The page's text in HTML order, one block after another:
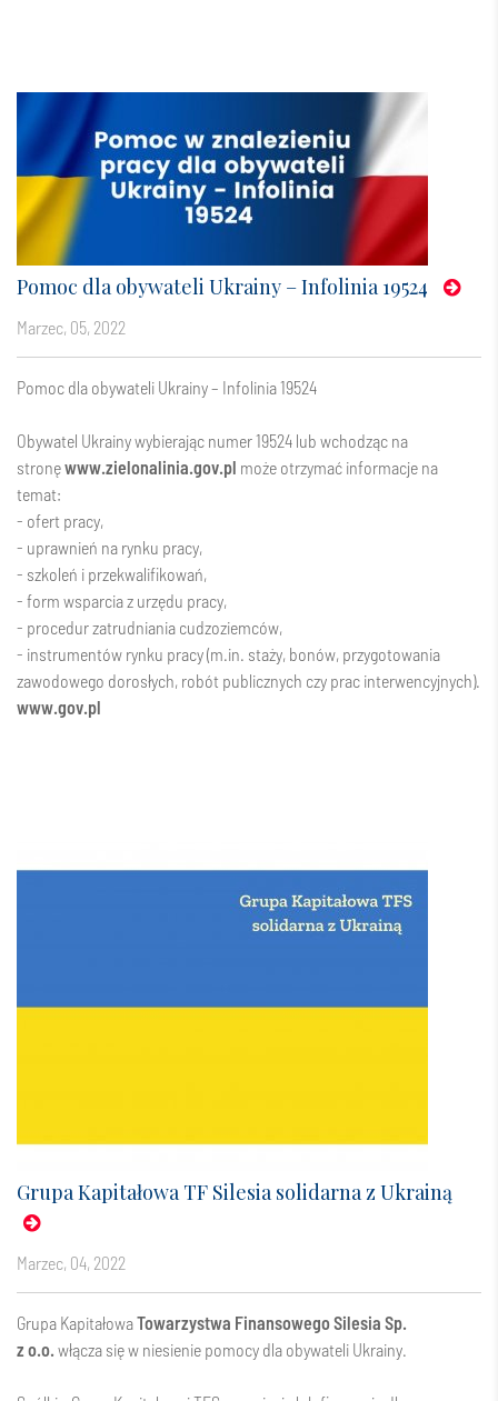
Pomoc dla obywateli Ukrainy – Infolinia 19524
marzec, 05, 2022
Pomoc dla obywateli Ukrainy – Infolinia 19524
Obywatel Ukrainy wybierając numer 19524 lub wchodząc na
stronęwww.zielonalinia.gov.pl może otrzymać informacje na
temat:
- ofert pracy,
- uprawnień na rynku pracy,
- szkoleń i przekwalifikowań,
- form wsparcia z urzędu pracy,
- procedur zatrudniania cudzoziemców,
- instrumentów rynku pracy (m.in. staży, bonów, przygotowania
zawodowego dorosłych, robót publicznych czy prac interwencyjnych).
www.gov.pl
Grupa Kapitałowa TF Silesia solidarna z Ukrainą
marzec, 04, 2022
Grupa KapitałowaTowarzystwa Finansowego Silesia Sp.
z o.o. włącza się w niesienie pomocy dla obywateli Ukrainy.